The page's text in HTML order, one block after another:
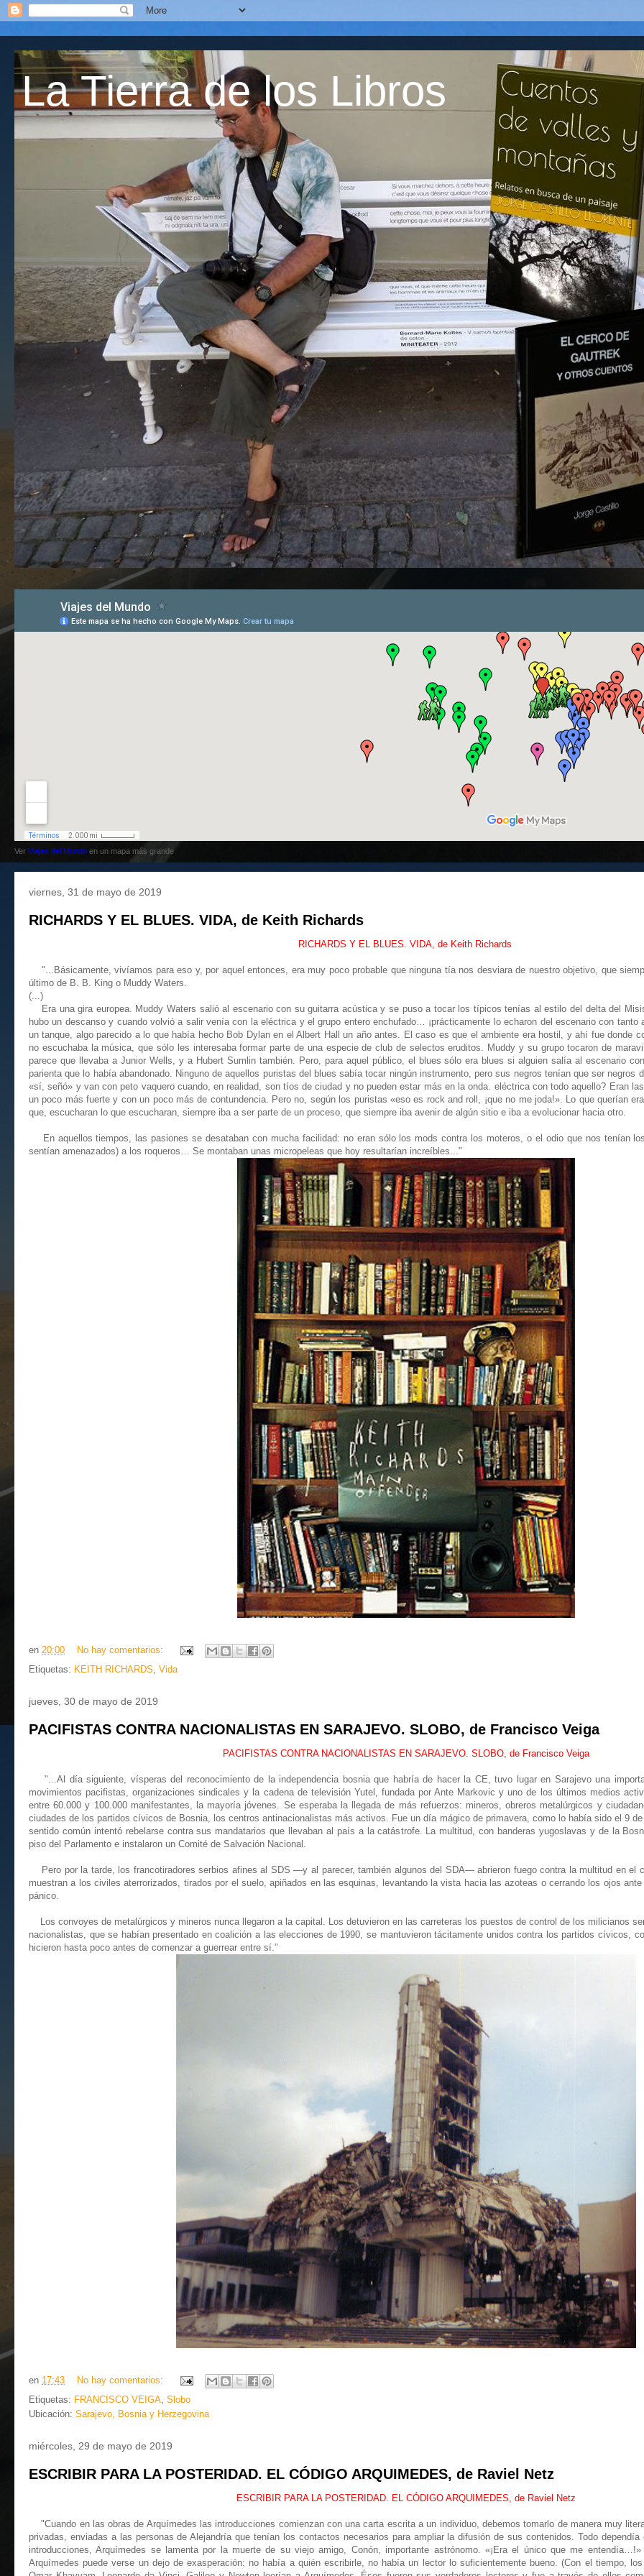
La Tierra de los Libros
Ver Viajes del Mundo en un mapa más grande
viernes, 31 de mayo de 2019
RICHARDS Y EL BLUES. VIDA, de Keith Richards
RICHARDS Y EL BLUES. VIDA, de Keith Richards
"...Básicamente, vivíamos para eso y, por aquel entonces, era muy poco probable que ninguna tía nos desviara de nuestro objetivo, que
último de B. B. King o Muddy Waters.
(...)
Era una gira europea. Muddy Waters salió al escenario con su guitarra acústica y se puso a tocar los típicos tenías al estilo del delta del
hubo un descanso y cuando volvió a salir venía con la eléctrica y el grupo entero enchufado… ¡prácticamente lo echaron del escenario con tanto
un tanque, algo parecido a lo que había hecho Bob Dylan en el Albert Hall un año antes. El caso es que el ambiente era hostil, y ahí fue donde
no escuchaba la música, que sólo les interesaba formar parte de una especie de club de selectos eruditos. Muddy y su grupo tocaron de
parece que llevaba a Junior Wells, y a Hubert Sumlin también. Pero, para aquel público, el blues sólo era blues si alguien salía al escenario
parienta que lo había abandonado. Ninguno de aquellos puristas del blues sabía tocar ningún instrumento, pero sus negros tenían que ser negros
«sí, señó» y van con peto vaquero cuando, en realidad, son tíos de ciudad y no pueden estar más en la onda. eléctrica con todo aquello? Eran
un poco más fuerte y con un poco más de contundencia. Pero no, según los puristas «eso es rock and roll, ¡que no me joda!». Lo que querían
que, escucharan lo que escucharan, siempre iba a ser parte de un proceso, que siempre iba avenir de algún sitio e iba a evolucionar hacia otro.
En aquellos tiempos, las pasiones se desataban con mucha facilidad: no eran sólo los mods contra los moteros, o el odio que nos tenían
sentían amenazados) a los roqueros… Se montaban unas micropeleas que hoy resultarían increíbles..."
en 20:00
No hay comentarios:
Etiquetas: KEITH RICHARDS, Vida
jueves, 30 de mayo de 2019
PACIFISTAS CONTRA NACIONALISTAS EN SARAJEVO. SLOBO, de Francisco Veiga
PACIFISTAS CONTRA NACIONALISTAS EN SARAJEVO. SLOBO, de Francisco Veiga
"...Al día siguiente, vísperas del reconocimiento de la independencia bosnia que habría de hacer la CE, tuvo lugar en Sarajevo una
movimientos pacifistas, organizaciones sindicales y la cadena de televisión Yutel, fundada por Ante Markovic y uno de los últimos medios
entre 60.000 y 100.000 manifestantes, la mayoría jóvenes. Se esperaba la llegada de más refuerzos: mineros, obreros metalúrgicos y
ciudades de los partidos cívicos de Bosnia, los centros antinacionalistas más activos. Fue un día mágico de primavera, como lo había sido el 9
sentido común intentó rebelarse contra sus mandatarios que llevaban al país a la catástrofe. La multitud, con banderas yugoslavas y de la
piso del Parlamento e instalaron un Comité de Salvación Nacional.
Pero por la tarde, los francotiradores serbios afines al SDS —y al parecer, también algunos del SDA— abrieron fuego contra la multitud en el
muestran a los civiles aterrorizados, tirados por el suelo, apiñados en las esquinas, levantando la vista hacia las azoteas o cerrando los ojos
pánico.
Los convoyes de metalúrgicos y mineros nunca llegaron a la capital. Los detuvieron en las carreteras los puestos de control de los milicianos
nacionalistas, que se habían presentado en coalición a las elecciones de 1990, se mantuvieron tácitamente unidos contra los partidos cívicos,
hicieron hasta poco antes de comenzar a guerrear entre sí."
en 17:43
No hay comentarios:
Etiquetas: FRANCISCO VEIGA, Slobo
Ubicación: Sarajevo, Bosnia y Herzegovina
miércoles, 29 de mayo de 2019
ESCRIBIR PARA LA POSTERIDAD. EL CÓDIGO ARQUIMEDES, de Raviel Netz
ESCRIBIR PARA LA POSTERIDAD. EL CÓDIGO ARQUIMEDES, de Raviel Netz
"Cuando en las obras de Arquímedes las introducciones comienzan con una carta escrita a un individuo, debemos tomarlo de manera muy
privadas, enviadas a las personas de Alejandría que tenían los contactos necesarios para ampliar la difusión de sus contenidos. Todo
introducciones, Arquímedes se lamenta por la muerte de su viejo amigo, Conón, importante astrónomo. «¡Era el único que me
Arquímedes puede verse un dejo de exasperación: no había a quién escribirle, no había un lector lo suficientemente bueno. (Con el tiempo,